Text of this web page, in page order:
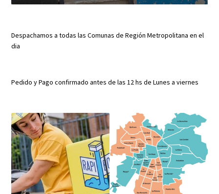
Despachamos a todas las Comunas de Región Metropolitana en el
dia
Pedido y Pago confirmado antes de las 12 hs de Lunes a viernes